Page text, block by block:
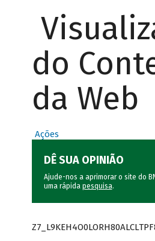
do
da Web
Ações
DÊ SUA OPINIÃO
Ajude-nos a aprimorar o site do
uma rápida pesquisa.